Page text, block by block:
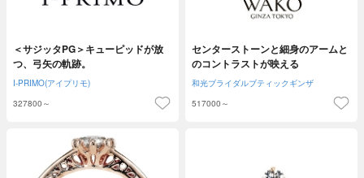
＜サジッタPG＞キューピッドが放
つ、弓矢の軌跡。
I-PRIMO(アイプリモ)
327800～
センターストーンと細身のアームと
のコントラストが映える
和光ブライダルブティックギンザ
517000～